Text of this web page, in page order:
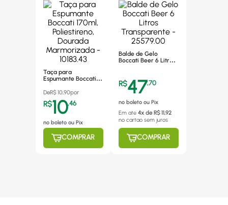
Taça para
Espumante Boccati
Dourada
Marmorizada -
10183.43
DeR$10,90por
R$10,46
no boleto ou Pix
COMPRAR
Balde de Gelo
Boccati Beer 6 Litros
R$47,70
no boleto ou Pix
Em ate 4x de R$ 11,92
no cartao sem juros
COMPRAR